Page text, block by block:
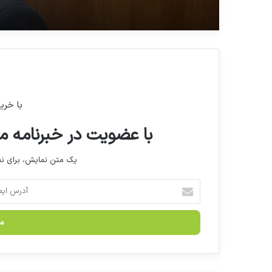
با
با عضویت در خبرنامه
یک متن نمایش،
ر
ا